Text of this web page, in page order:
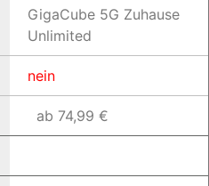
GigaCube 5G Zuhause
Unlimited
nein
ab 74,99 €